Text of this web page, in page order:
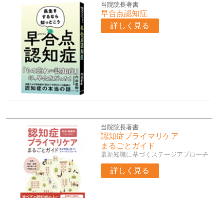
当院院長著書
早合点認知症
詳しく見る
当院院長著書
認知症プライマリケア
まるごとガイド
最新知識に基づくステージアプローチ
詳しく見る